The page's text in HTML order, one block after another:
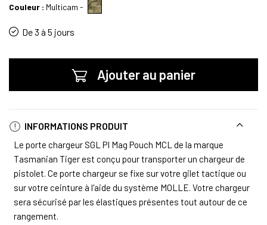
Couleur : Multicam -
De 3 à 5 jours
Ajouter au panier
INFORMATIONS PRODUIT
Le porte chargeur SGL PI Mag Pouch MCL de la marque
Tasmanian Tiger est conçu pour transporter un chargeur de
pistolet. Ce porte chargeur se fixe sur votre gilet tactique ou
sur votre ceinture à l'aide du système MOLLE. Votre chargeur
sera sécurisé par les élastiques présentes tout autour de ce
rangement.